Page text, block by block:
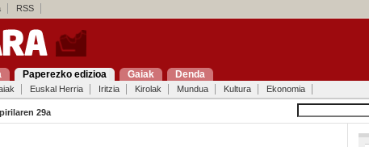
RSS
Paperezko edizioa Gaiak Denda
Euskal Herria Iritzia Kirolak Mundua Kultura Ekonomia
29a